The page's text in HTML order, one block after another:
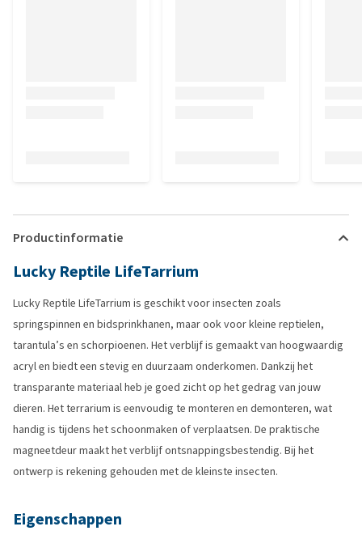
Productinformatie
Lucky Reptile LifeTarrium
Lucky Reptile LifeTarrium is geschikt voor insecten zoals
springspinnen en bidsprinkhanen, maar ook voor kleine reptielen,
tarantula’s en schorpioenen. Het verblijf is gemaakt van hoogwaardig
acryl en biedt een stevig en duurzaam onderkomen. Dankzij het
transparante materiaal heb je goed zicht op het gedrag van jouw
dieren. Het terrarium is eenvoudig te monteren en demonteren, wat
handig is tijdens het schoonmaken of verplaatsen. De praktische
magneetdeur maakt het verblijf ontsnappingsbestendig. Bij het
ontwerp is rekening gehouden met de kleinste insecten.
Eigenschappen